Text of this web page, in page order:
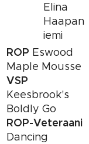
Elina
Haapan
iemi
ROP Eswood
Maple Mousse
VSP
Keesbrook's
Boldly Go
ROP-Veteraani
Dancing